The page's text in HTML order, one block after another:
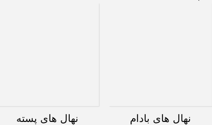
نهال های بادام نهال های پسته